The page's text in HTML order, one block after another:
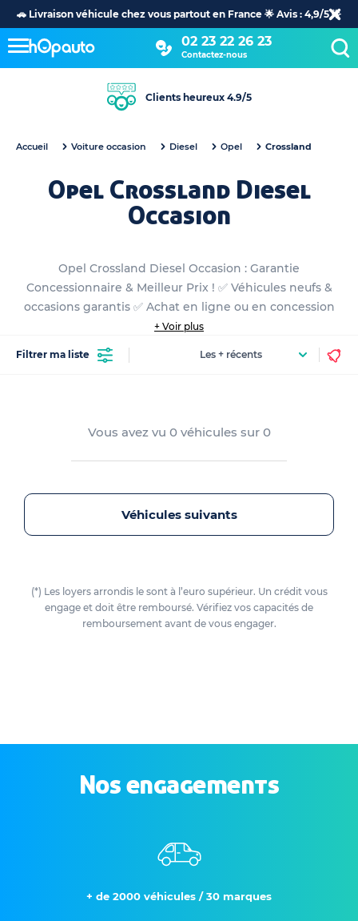
🚗 Livraison véhicule chez vous partout en France 🌟 Avis : 4,9/5 🌟
02 23 22 26 23
Contactez-nous
Clients heureux 4.9/5
Accueil Voiture occasion Diesel Opel Crossland
Opel Crossland Diesel
Occasion
Opel Crossland Diesel Occasion : Garantie
Concessionnaire & Meilleur Prix ! ✅ Véhicules neufs &
occasions garantis ✅ Achat en ligne ou en concession
+ Voir plus
Filtrer ma liste
Vous avez vu 0 véhicules sur 0
Véhicules suivants
(*) Les loyers arrondis le sont à l’euro supérieur. Un crédit vous
engage et doit être remboursé. Vérifiez vos capacités de
remboursement avant de vous engager.
Nos engagements
+ de 2000 véhicules / 30 marques